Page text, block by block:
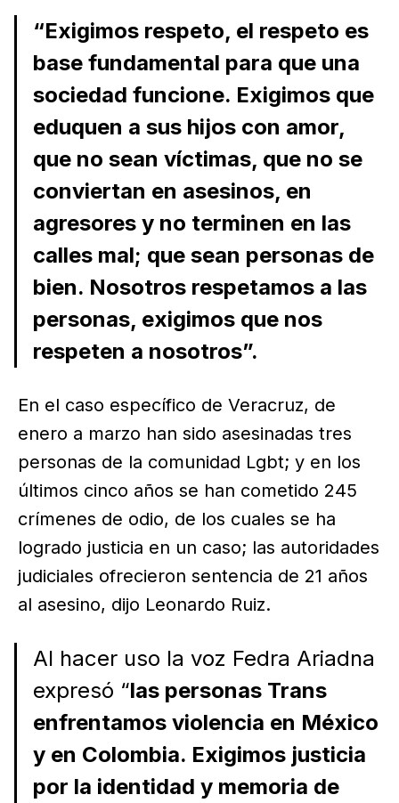
“Exigimos respeto, el respeto es
base fundamental para que una
sociedad funcione. Exigimos que
eduquen a sus hijos con amor,
que no sean víctimas, que no se
conviertan en asesinos, en
agresores y no terminen en las
calles mal; que sean personas de
bien. Nosotros respetamos a las
personas, exigimos que nos
respeten a nosotros”.
En el caso específico de Veracruz, de
enero a marzo han sido asesinadas tres
personas de la comunidad Lgbt; y en los
últimos cinco años se han cometido 245
crímenes de odio, de los cuales se ha
logrado justicia en un caso; las autoridades
judiciales ofrecieron sentencia de 21 años
al asesino, dijo Leonardo Ruiz.
Al hacer uso la voz Fedra Ariadna
expresó “las personas Trans
enfrentamos violencia en México
y en Colombia. Exigimos justicia
por la identidad y memoria de